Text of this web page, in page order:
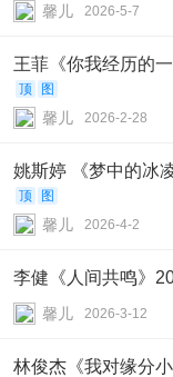
馨儿 2026-5-7
王菲《你我经历的
顶 图
馨儿 2026-2-28
姚斯婷 《梦中的冰
顶 图
馨儿 2026-4-2
李健《人间共鸣》
馨儿 2026-3-12
林俊杰《我对缘分